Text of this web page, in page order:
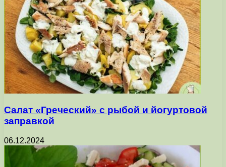
Салат «Греческий» с рыбой и йогуртовой
заправкой
06.12.2024